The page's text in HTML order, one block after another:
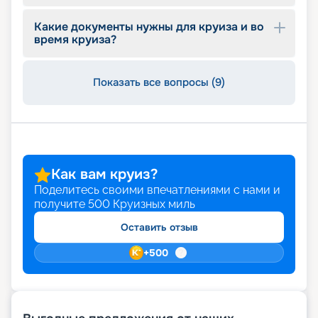
Какие документы нужны для круиза и во
время круиза?
Показать все вопросы (9)
Как вам круиз?
Поделитесь своими впечатлениями с нами и
получите 500 Круизных миль
Оставить отзыв
+500